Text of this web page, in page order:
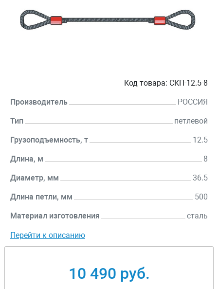
Код товара: СКП-12.5-8
Производитель РОССИЯ
Тип петлевой
Грузоподъемность, т 12.5
Длина, м 8
Диаметр, мм 36.5
Длина петли, мм 500
Материал изготовления сталь
Перейти к описанию
10 490 руб.